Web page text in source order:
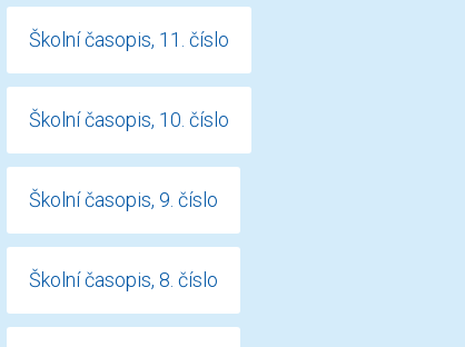
Školní časopis, 11. číslo
Školní časopis, 10. číslo
Školní časopis, 9. číslo
Školní časopis, 8. číslo